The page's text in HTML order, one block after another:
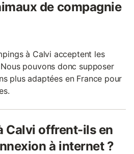
de compagnie
à Calvi acceptent les
pouvons donc supposer
plus adaptées en France pour
Calvi offrent-ils en
à internet ?